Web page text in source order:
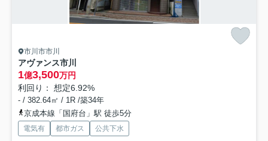
市川市市川
アヴァンス市川
1億3,500万円
利回り： 想定6.92%
- / 382.64㎡ / 1R /築34年
京成本線「国府台」駅 徒歩5分
電気有 都市ガス 公共下水